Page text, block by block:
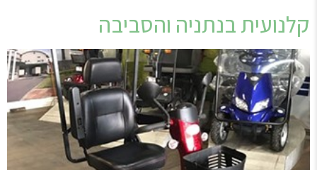
קלנועית בנתניה והסביבה